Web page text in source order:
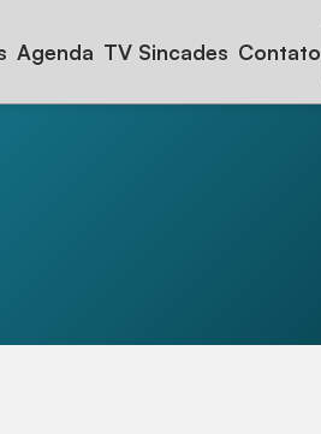
Agenda TV Sincades Contato